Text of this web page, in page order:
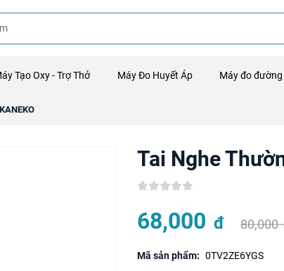
Tạo Oxy - Trợ Thở Máy Đo Huyết Áp Máy đo
Tai Nghe
68,000 đ 80,000
Mã sản phẩm: 0TV2ZE6YGS